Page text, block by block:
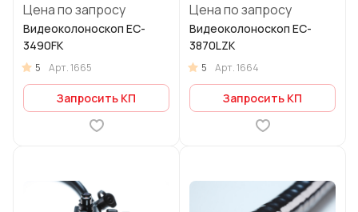
Цена по запросу
Видеоколоноскоп EC-
3490FK
5 Арт.1665
Запросить КП
Цена по запросу
Видеоколоноскоп EC-
3870LZK
5 Арт.1664
Запросить КП